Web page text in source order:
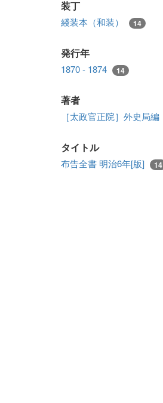
装丁
綫装本（和装） 14
発行年
1870 - 1874 14
著者
［太政官正院］外史局編
タイトル
布告全書 明治6年[版] 14